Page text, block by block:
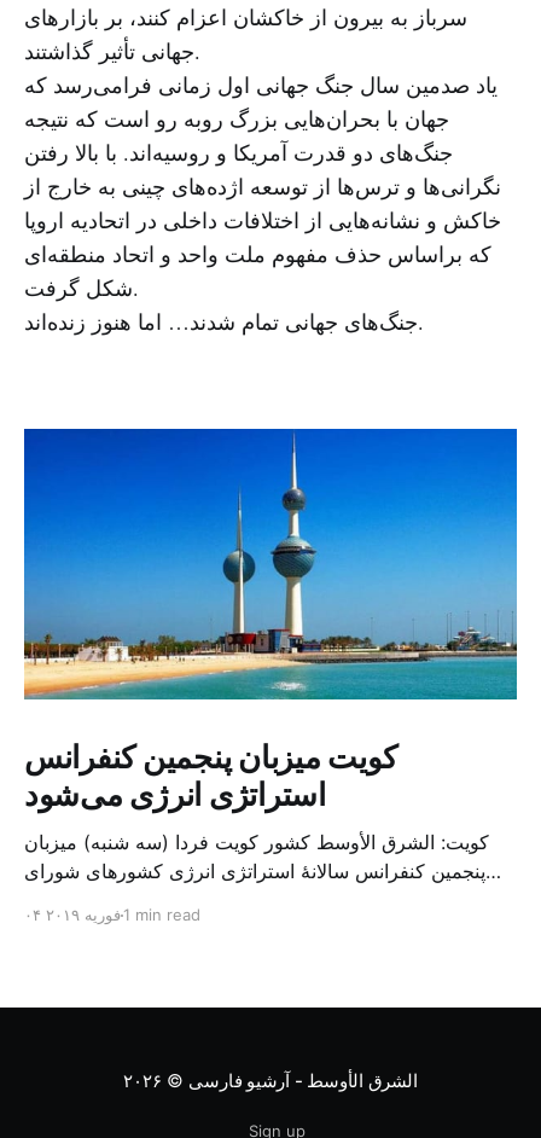
سرباز به بیرون از خاکشان اعزام کنند، بر بازارهای
جهانی تأثیر گذاشتند.
یاد صدمین سال جنگ جهانی اول زمانی فرامی‌رسد که
جهان با بحران‌هایی بزرگ روبه رو است که نتیجه
جنگ‌های دو قدرت آمریکا و روسیه‌اند. با بالا رفتن
نگرانی‌ها و ترس‌ها از توسعه اژده‌های چینی به خارج از
خاکش و نشانه‌هایی از اختلافات داخلی در اتحادیه اروپا
که براساس حذف مفهوم ملت واحد و اتحاد منطقه‌ای
شکل گرفت.
جنگ‌های جهانی تمام شدند… اما هنوز زنده‌اند.
کویت میزبان پنجمین کنفرانس
استراتژی انرژی می‌شود
کویت: الشرق الأوسط کشور کویت فردا (سه شنبه) میزبان
پنجمین کنفرانس سالانهٔ استراتژی انرژی کشورهای شورای
متخصص از شرکت‌های جهانی نفت و گاز در این کنفرانس
۰۴ فوریه ۲۰۱۹1 min read
الشرق الأوسط - آرشیو فارسی © ۲۰۲۶
Sign up